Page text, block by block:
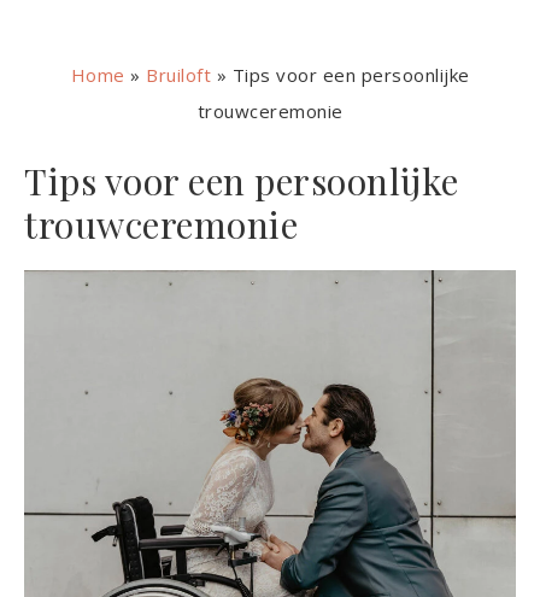
Home » Bruiloft » Tips voor een persoonlijke
trouwceremonie
Tips voor een persoonlijke
trouwceremonie